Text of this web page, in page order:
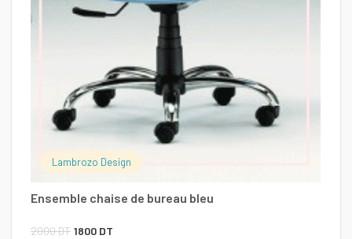
Lambrozo Design
Ensemble chaise de bureau bleu
2000DT Le
1800 DT